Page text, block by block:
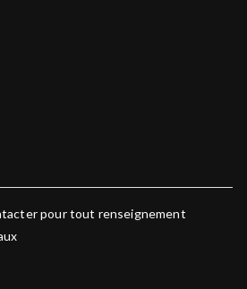
pour tout renseignement